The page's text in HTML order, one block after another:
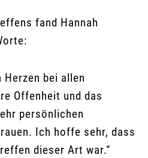
fand Hannah
Herzen bei allen
Offenheit und das
persönlichen
Ich hoffe sehr, dass
dieser Art war.“